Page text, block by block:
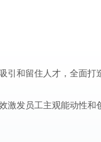
引和留住人才，全面打
激发员工主观能动性和